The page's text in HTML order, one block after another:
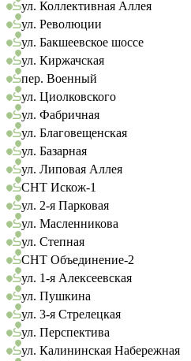
ул. Коллективная Аллея
ул. Революции
ул. Бакшеевское шоссе
ул. Киржачская
пер. Военный
ул. Циолковского
ул. Фабричная
ул. Благовещенская
ул. Базарная
ул. Липовая Аллея
СНТ Искож-1
ул. 2-я Парковая
ул. Масленникова
ул. Степная
СНТ Объединение-2
ул. 1-я Алексеевская
ул. Пушкина
ул. 3-я Стрелецкая
ул. Перспектива
ул. Калининская Набережная